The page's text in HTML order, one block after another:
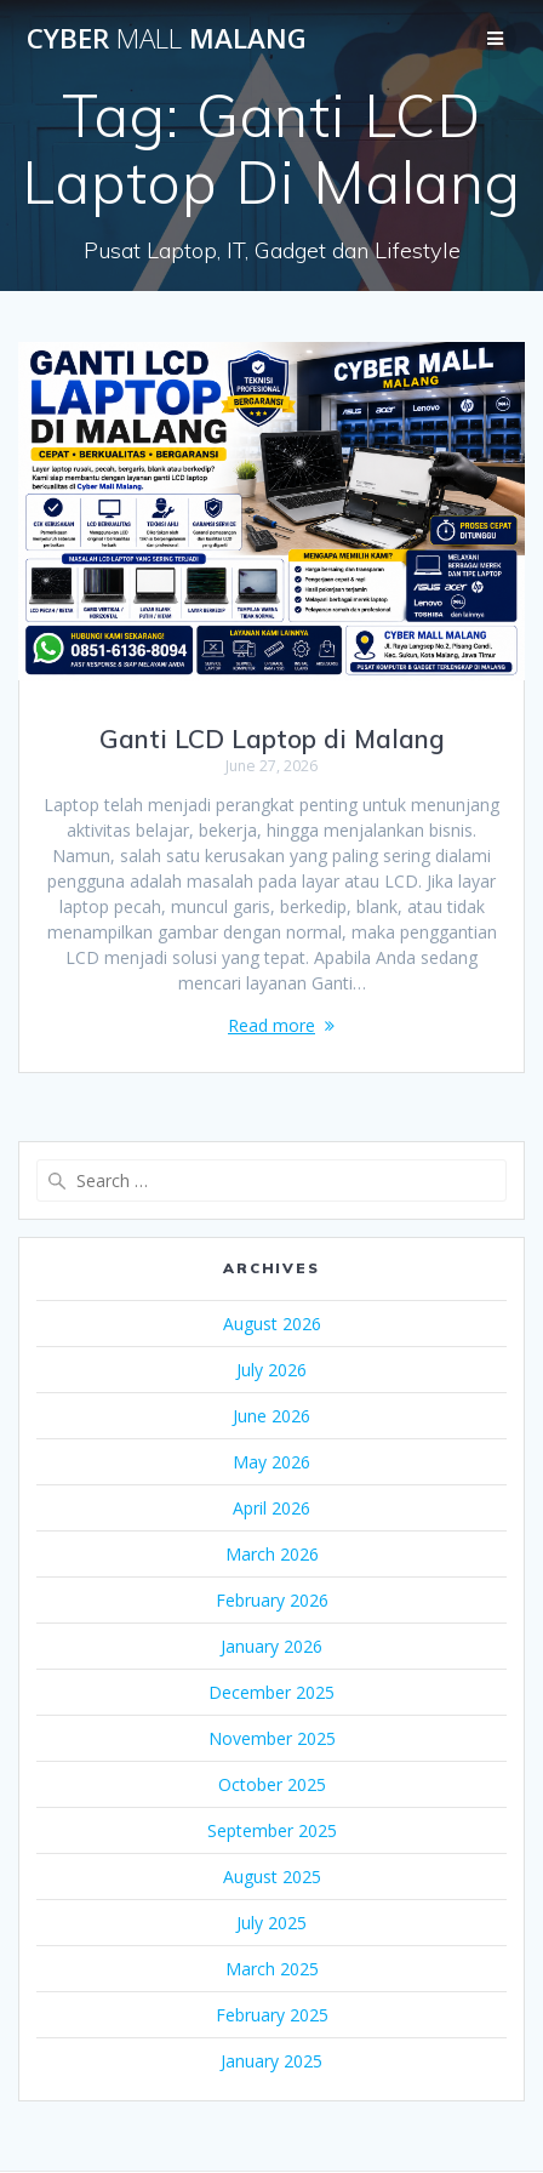
to
content
CYBER MALL MALANG
Tag:Ganti LCD
Laptop Di Malang
Pusat Laptop, IT, Gadget dan Lifestyle
Ganti LCD Laptop di Malang
June 27, 2026
Laptop telah menjadi perangkat penting untuk menunjang
aktivitas belajar, bekerja, hingga menjalankan bisnis.
Namun, salah satu kerusakan yang paling sering dialami
pengguna adalah masalah pada layar atau LCD. Jika layar
laptop pecah, muncul garis, berkedip, blank, atau tidak
menampilkan gambar dengan normal, maka penggantian
LCD menjadi solusi yang tepat. Apabila Anda sedang
mencari layanan Ganti…
Read more
ARCHIVES
August 2026
July 2026
June 2026
May 2026
April 2026
March 2026
February 2026
January 2026
December 2025
November 2025
October 2025
September 2025
August 2025
July 2025
March 2025
February 2025
January 2025